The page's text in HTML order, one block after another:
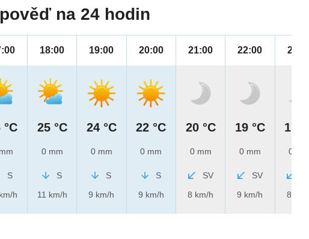
na 24 hodin
°C
S
h
18:00
25 °C
0 mm
S
11 km/h
19:00
24 °C
0 mm
S
9 km/h
20:00
22 °C
0 mm
S
9 km/h
21:00
20 °C
0 mm
SV
8 km/h
22:00
19 °C
0 mm
SV
9 km/h
23:00
17 °C
0 mm
8 km/h